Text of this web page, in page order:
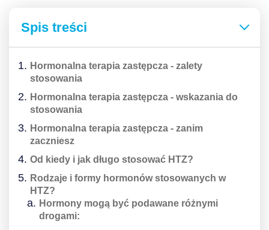
Spis treści
Hormonalna terapia zastępcza - zalety
stosowania
Hormonalna terapia zastępcza - wskazania do
stosowania
Hormonalna terapia zastępcza - zanim
zaczniesz
Od kiedy i jak długo stosować HTZ?
Rodzaje i formy hormonów stosowanych w
HTZ?
Hormony mogą być podawane różnymi
drogami: